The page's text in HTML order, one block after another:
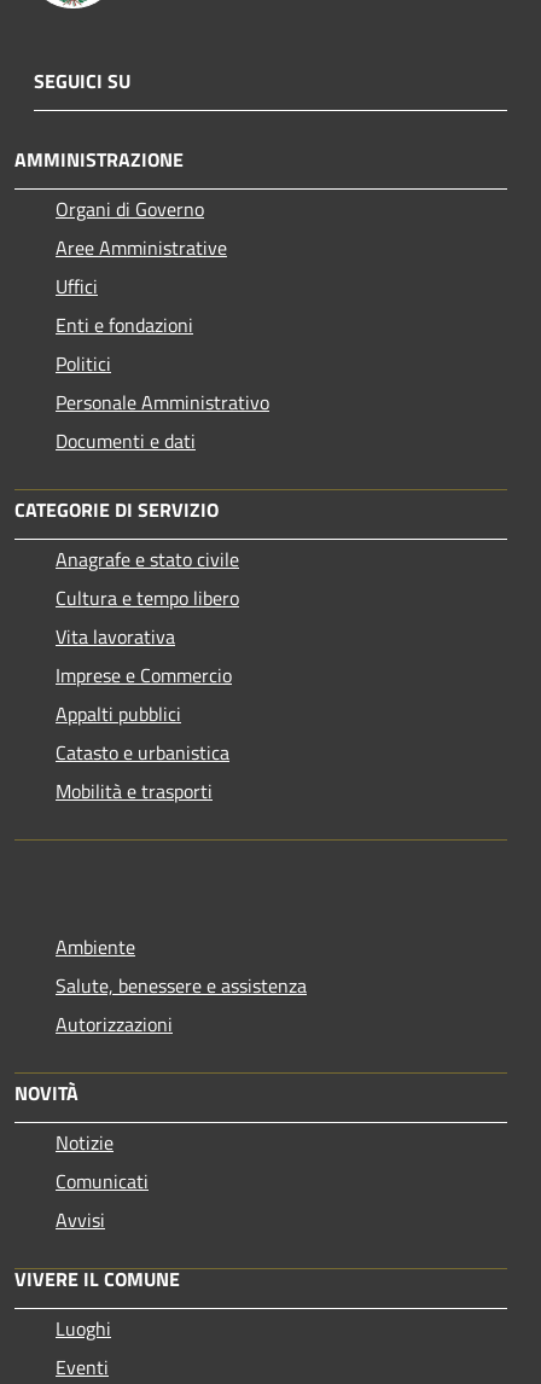
SEGUICI SU
AMMINISTRAZIONE
Organi di Governo
Aree Amministrative
Uffici
Enti e fondazioni
Politici
Personale Amministrativo
Documenti e dati
CATEGORIE DI SERVIZIO
Anagrafe e stato civile
Cultura e tempo libero
Vita lavorativa
Imprese e Commercio
Appalti pubblici
Catasto e urbanistica
Mobilità e trasporti
Ambiente
Salute, benessere e assistenza
Autorizzazioni
NOVITÀ
Notizie
Comunicati
Avvisi
VIVERE IL COMUNE
Luoghi
Eventi